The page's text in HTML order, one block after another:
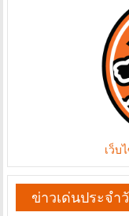
เว็บ
ข่าวเด่นประจำ